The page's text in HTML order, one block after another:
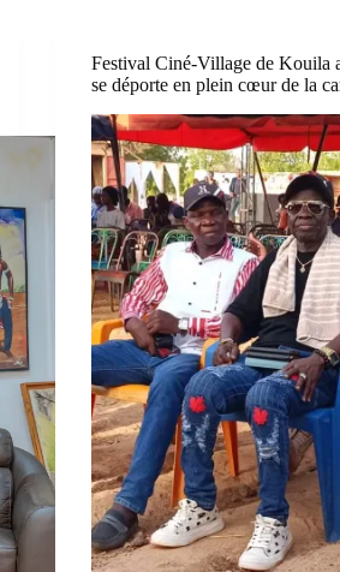
Festival Ciné-Village de Kouila
se déporte en plein cœur de la